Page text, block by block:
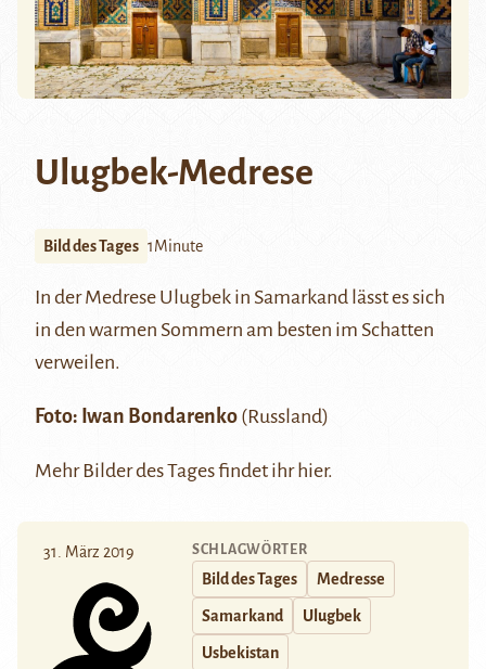
Ulugbek-Medrese
Bild des Tages 1Minute
In der Medrese Ulugbek in Samarkand lässt es sich
in den warmen Sommern am besten im Schatten
verweilen.
Foto: Iwan Bondarenko (Russland)
Mehr Bilder des Tages findet ihrhier.
31. März 2019 SCHLAGWÖRTER
Bild des Tages Medresse
Samarkand Ulugbek
Usbekistan